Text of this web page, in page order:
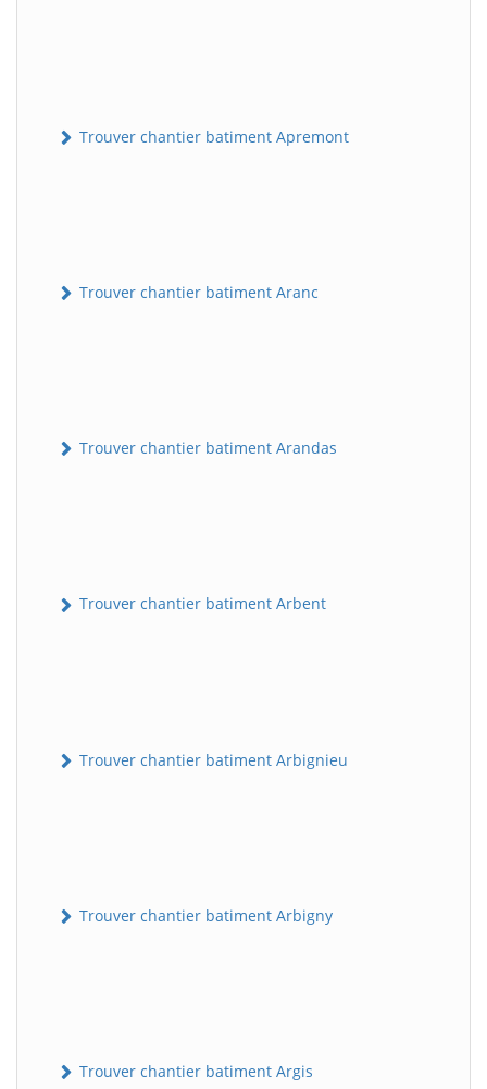
Trouver chantier batiment Apremont
Trouver chantier batiment Aranc
Trouver chantier batiment Arandas
Trouver chantier batiment Arbent
Trouver chantier batiment Arbignieu
Trouver chantier batiment Arbigny
Trouver chantier batiment Argis